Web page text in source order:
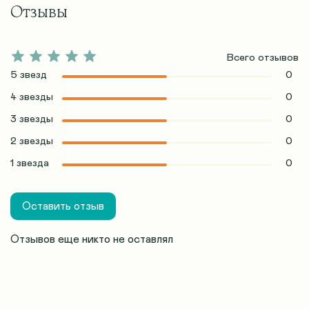
Отзывы
Отзывов еще никто не оставлял
Всего отзывов
5 звезд
0
4 звезды 0
3 звезды 0
2 звезды 0
1 звезда 0
Оставить отзыв